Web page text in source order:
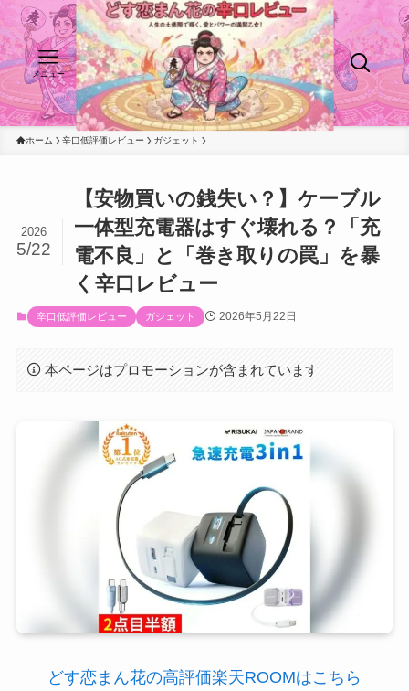
メニュー
ホーム 辛口低評価レビュー ガジェット
【安物買いの銭失い？】ケーブル
一体型充電器はすぐ壊れる？「充
電不良」と「巻き取りの罠」を暴
く辛口レビュー
2026
5/22
辛口低評価レビュー ガジェット 2026年5月22日
本ページはプロモーションが含まれています
どす恋まん花の高評価楽天ROOMはこちら